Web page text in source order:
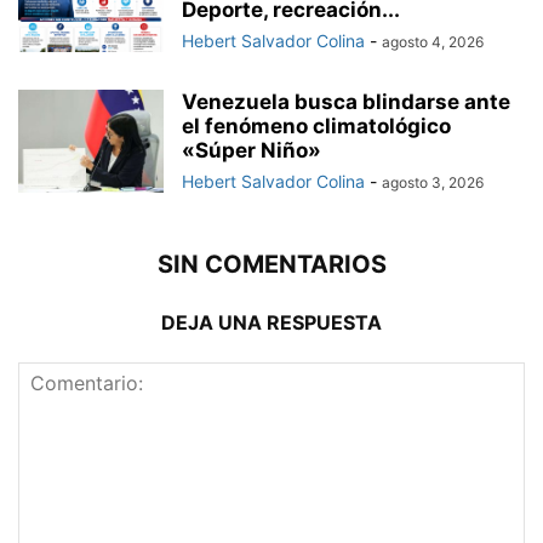
Deporte, recreación...
Hebert Salvador Colina - agosto 4, 2026
Venezuela busca blindarse ante
el fenómeno climatológico
«Súper Niño»
Hebert Salvador Colina - agosto 3, 2026
SIN COMENTARIOS
DEJA UNA RESPUESTA